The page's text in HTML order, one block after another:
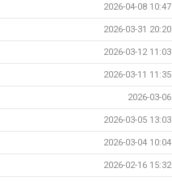
2026-04-08 10:47
2026-03-31 20:20
2026-03-12 11:03
2026-03-11 11:35
2026-03-06
2026-03-05 13:03
2026-03-04 10:04
2026-02-16 15:32